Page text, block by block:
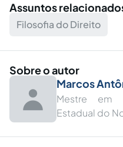
Assuntos
Filosofia do Direito
Sobre o autor
Marcos
Mestre em
Estadual do